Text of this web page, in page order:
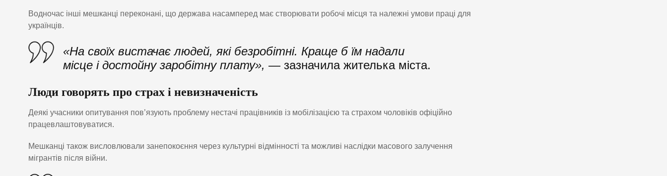
Водночас інші мешканці переконані, що держава насамперед має створювати робочі місця та належні умови праці для
українців.
«На своїх вистачає людей, які безробітні. Краще б їм надали
місце і достойну заробітну плату», — зазначила жителька міста.
Люди говорять про страх і невизначеність
Деякі учасники опитування пов’язують проблему нестачі працівників із мобілізацією та страхом чоловіків офіційно
працевлаштовуватися.
Мешканці також висловлювали занепокоєння через культурні відмінності та можливі наслідки масового залучення
мігрантів після війни.